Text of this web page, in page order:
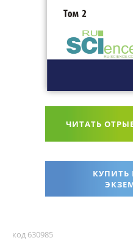
ЧИТАТЬ
КУПИТЬ
код 630985